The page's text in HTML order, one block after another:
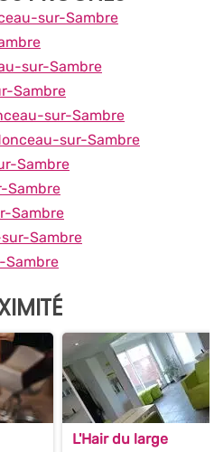
sur-Sambre
sur-Sambre
Sambre
sur-Sambre
sur-Sambre
Sambre
Sambre
Sambre
Sambre
Sambre
L'Hair du large